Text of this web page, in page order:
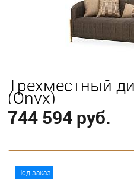
Трехместный
(Onyx)
744 594 руб.
Под заказ